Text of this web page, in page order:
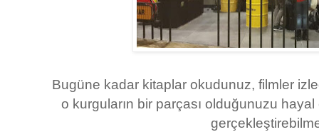
Bugüne kadar kitaplar okudunuz, filmler
o kurguların bir parçası olduğunuzu